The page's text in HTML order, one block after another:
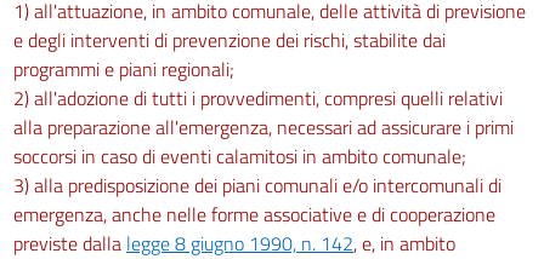
1) all'attuazione, in ambito comunale, delle attività di previsione
e degli interventi di prevenzione dei rischi, stabilite dai
programmi e piani regionali;
2) all'adozione di tutti i provvedimenti, compresi quelli relativi
alla preparazione all'emergenza, necessari ad assicurare i primi
soccorsi in caso di eventi calamitosi in ambito comunale;
3) alla predisposizione dei piani comunali e/o intercomunali di
emergenza, anche nelle forme associative e di cooperazione
previste dalla legge 8 giugno 1990, n. 142, e, in ambito